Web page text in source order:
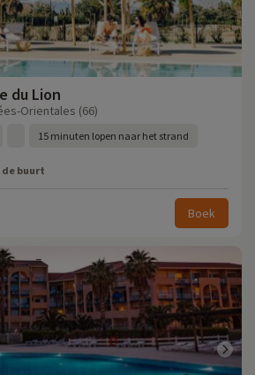
du Lion
Orientales (66)
15 minuten lopen naar het strand
buurt
Boek